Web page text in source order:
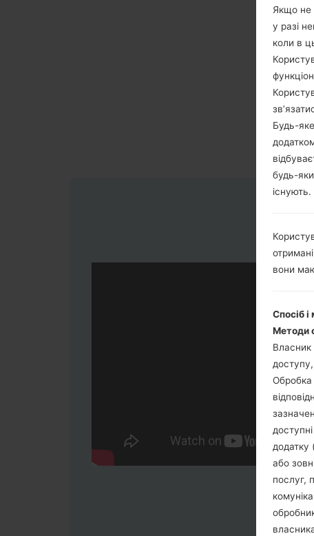
Якщо не
у разі
коли в
Будь-
будь-
існують.
вони
Спосіб
Методи
Власник
Обробка
додатку
або
послуг,